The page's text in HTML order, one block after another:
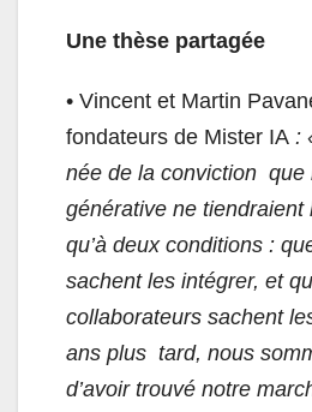
Une thèse partagée
• Vincent et Martin
fondateurs de Mister IA :
née de la conviction que
générative ne tiendraient
qu’à deux conditions :
sachent les intégrer, et
collaborateurs sachent
ans plus tard, nous
d’avoir trouvé notre